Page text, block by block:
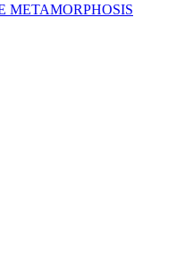
METAMORPHOSIS